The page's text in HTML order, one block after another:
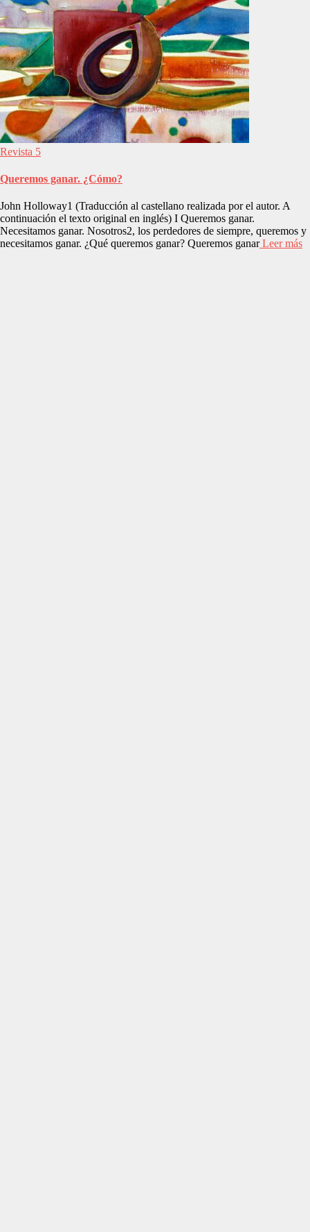
Revista 5
Queremos ganar. ¿Cómo?
John Holloway1 (Traducción al castellano realizada por el autor. A
continuación el texto original en inglés) I Queremos ganar.
Necesitamos ganar. Nosotros2, los perdedores de siempre, queremos y
necesitamos ganar. ¿Qué queremos ganar? Queremos ganarLeer más